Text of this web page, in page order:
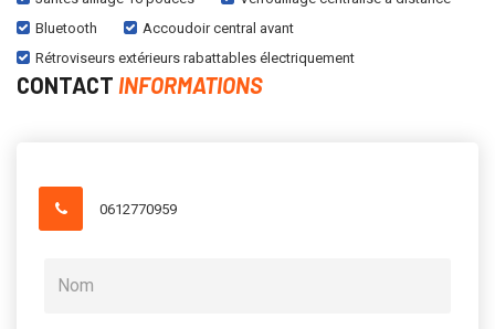
Bluetooth
Accoudoir central avant
Rétroviseurs extérieurs rabattables électriquement
CONTACT INFORMATIONS
0612770959